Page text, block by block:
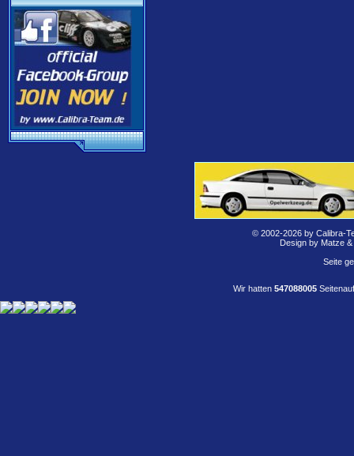
© 2002-2026 by Calibra-
Design by Matze
Seite
Wir hatten 547088005